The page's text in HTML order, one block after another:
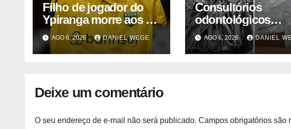
Filho de jogador do
Ypiranga morre aos 2
anos após acidente
AGO 6, 2026 DANIEL WEGE
Consultórios
odontológicos
interditados em
Campinas
2025
AGO 6, 2026 DANIEL
Deixe um comentário
O seu endereço de e-mail não será publicado. Campos obrigatórios são